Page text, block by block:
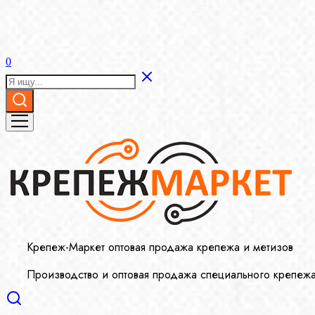
0
Крепеж-Маркет оптовая продажа крепежа и метизов
Производство и оптовая продажа специального